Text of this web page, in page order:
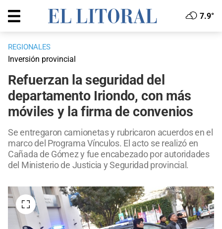
7.9°
REGIONALES
Inversión provincial
Refuerzan la seguridad del
departamento Iriondo, con más
móviles y la firma de convenios
Se entregaron camionetas y rubricaron acuerdos en el
marco del Programa Vínculos. El acto se realizó en
Cañada de Gómez y fue encabezado por autoridades
del Ministerio de Justicia y Seguridad provincial.